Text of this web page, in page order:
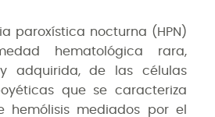
paroxística nocturna (HPN)
hematológica rara,
adquirida, de las células
que se caracteriza
hemólisis mediados por el